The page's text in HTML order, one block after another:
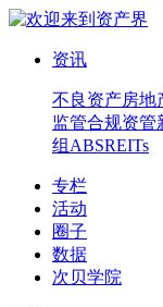
资讯
不良资产房地
监管合规资管
组 ABSREITs
专栏
活动
圈子
数据
次贝学院